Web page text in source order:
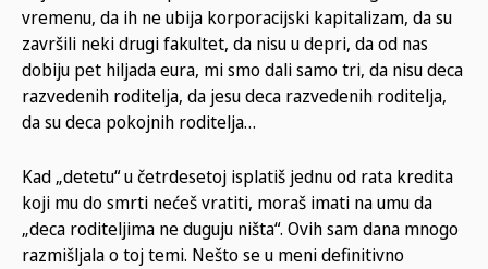
vremenu, da ih ne ubija korporacijski kapitalizam, da su
završili neki drugi fakultet, da nisu u depri, da od nas
dobiju pet hiljada eura, mi smo dali samo tri, da nisu deca
razvedenih roditelja, da jesu deca razvedenih roditelja,
da su deca pokojnih roditelja…
Kad „detetu“ u četrdesetoj isplatiš jednu od rata kredita
koji mu do smrti nećeš vratiti, moraš imati na umu da
„deca roditeljima ne duguju ništa“. Ovih sam dana mnogo
razmišljala o toj temi. Nešto se u meni definitivno